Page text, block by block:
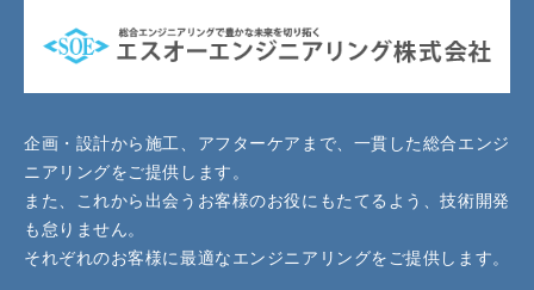
企画・設計から施工、アフターケアまで、一貫した総合エンジ
ニアリングをご提供します。
また、これから出会うお客様のお役にもたてるよう、技術開発
も怠りません。
それぞれのお客様に最適なエンジニアリングをご提供します。